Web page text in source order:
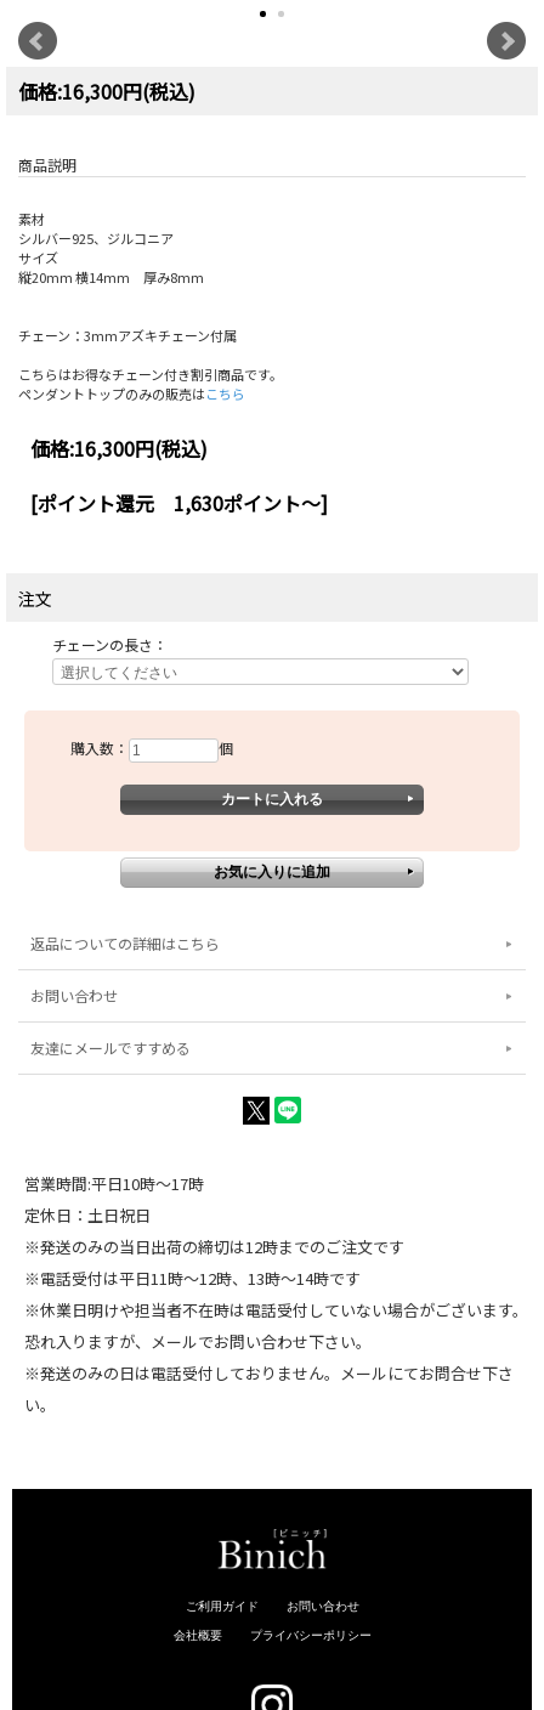
価格:16,300円(税込)
商品説明
素材
シルバー925、ジルコニア
サイズ
縦20mm 横14mm 厚み8mm
チェーン：3mmアズキチェーン付属
こちらはお得なチェーン付き割引商品です。
ペンダントトップのみの販売はこちら
価格:16,300円(税込)
[ポイント還元 1,630ポイント～]
注文
チェーンの長さ：
購入数： 個
返品についての詳細はこちら
お問い合わせ
友達にメールですすめる
営業時間:平日10時～17時
定休日：土日祝日
※発送のみの当日出荷の締切は12時までのご注文です
※電話受付は平日11時～12時、13時～14時です
※休業日明けや担当者不在時は電話受付していない場合がございます。
恐れ入りますが、メールでお問い合わせ下さい。
※発送のみの日は電話受付しておりません。メールにてお問合せ下さ
い。